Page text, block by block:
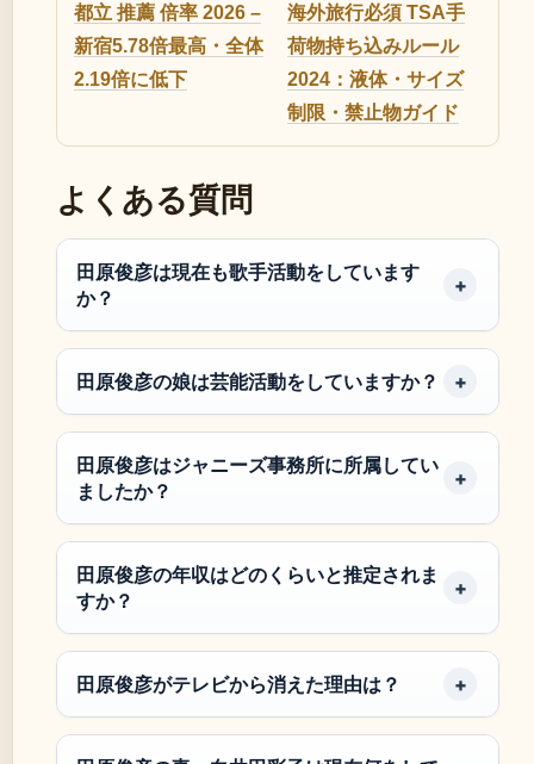
都立 推薦 倍率 2026 –
新宿5.78倍最高・全体
2.19倍に低下
海外旅行必須 TSA手
荷物持ち込みルール
2024：液体・サイズ
制限・禁止物ガイド
よくある質問
田原俊彦は現在も歌手活動をしています
か？
田原俊彦の娘は芸能活動をしていますか？
田原俊彦はジャニーズ事務所に所属してい
ましたか？
田原俊彦の年収はどのくらいと推定されま
すか？
田原俊彦がテレビから消えた理由は？